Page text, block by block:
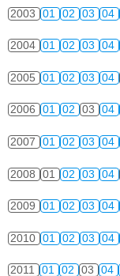
2003 01 02 03 04
2004 01 02 03 04
2005 01 02 03 04
2006 01 02 03 04
2007 01 02 03 04
2008 01 02 03 04
2009 01 02 03 04
2010 01 02 03 04
2011 01 02 03 04